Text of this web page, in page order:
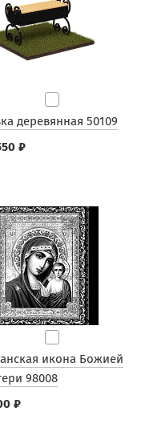
деревянная 50109
₽
икона Божией
98008
₽